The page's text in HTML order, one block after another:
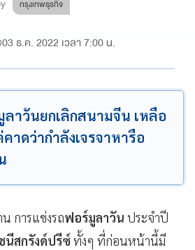
กรุงเทพธุรกิจ
03 ธ.ค. 2022 เวลา 7:00 น.
ลาวันยกเลิกสนามจีน เหลือ
าดว่ากำลังเจรจาหารือ
การแข่งรถฟอร์มูลาวัน ประจำปี
นีสกรังด์ปรีซ์ทั้งๆ ที่ก่อนหน้านี้มี